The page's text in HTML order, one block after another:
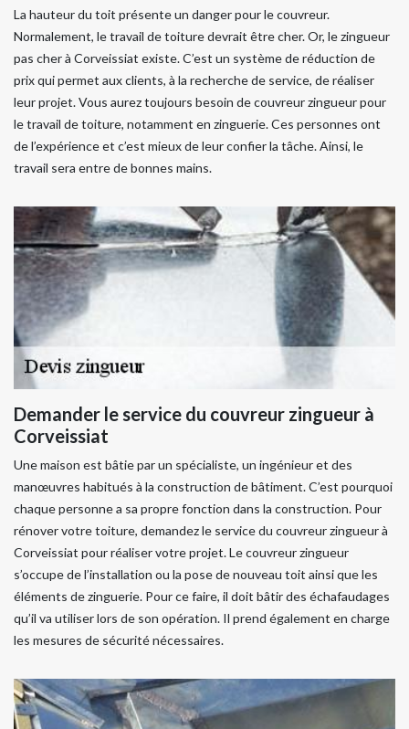
La hauteur du toit présente un danger pour le couvreur.
Normalement, le travail de toiture devrait être cher. Or, le zingueur
pas cher à Corveissiat existe. C’est un système de réduction de
prix qui permet aux clients, à la recherche de service, de réaliser
leur projet. Vous aurez toujours besoin de couvreur zingueur pour
le travail de toiture, notamment en zinguerie. Ces personnes ont
de l’expérience et c’est mieux de leur confier la tâche. Ainsi, le
travail sera entre de bonnes mains.
Demander le service du couvreur zingueur à
Corveissiat
Une maison est bâtie par un spécialiste, un ingénieur et des
manœuvres habitués à la construction de bâtiment. C’est pourquoi
chaque personne a sa propre fonction dans la construction. Pour
rénover votre toiture, demandez le service du couvreur zingueur à
Corveissiat pour réaliser votre projet. Le couvreur zingueur
s’occupe de l’installation ou la pose de nouveau toit ainsi que les
éléments de zinguerie. Pour ce faire, il doit bâtir des échafaudages
qu’il va utiliser lors de son opération. Il prend également en charge
les mesures de sécurité nécessaires.